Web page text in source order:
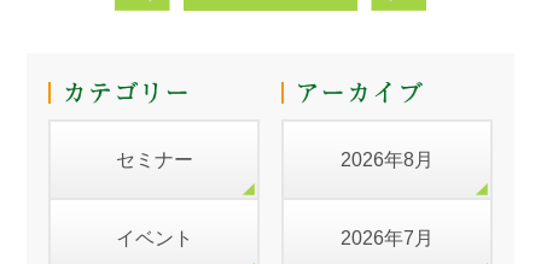
セミナー
イベント
2026年8月
2026年7月